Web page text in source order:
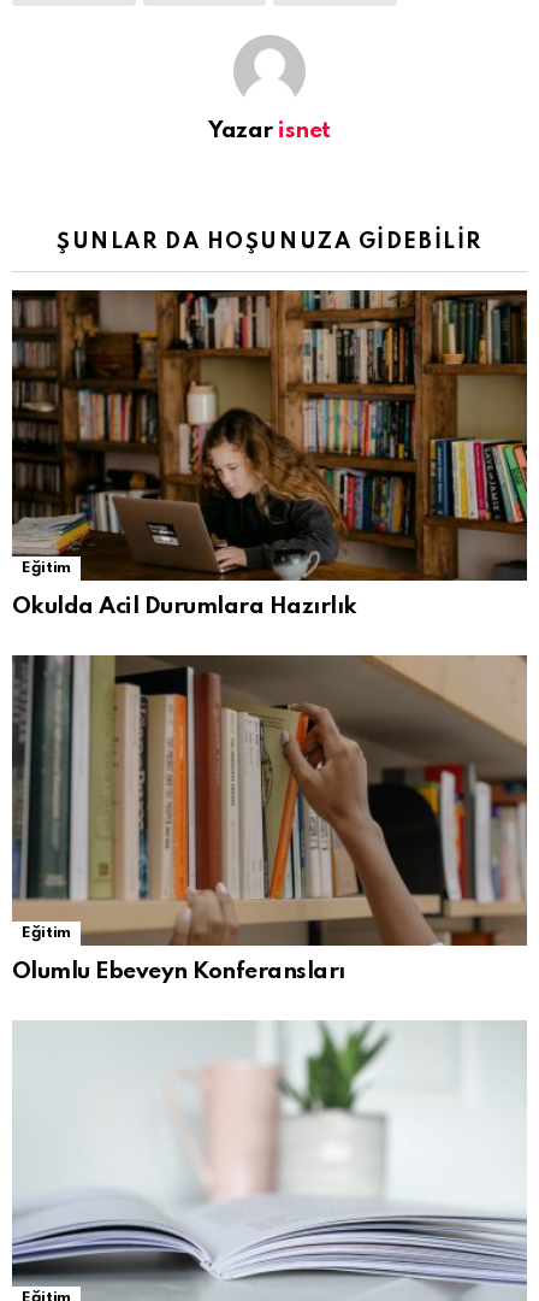
Yazar isnet
ŞUNLAR DA HOŞUNUZA GIDEBILIR
Eğitim
Okulda Acil Durumlara Hazırlık
Eğitim
Olumlu Ebeveyn Konferansları